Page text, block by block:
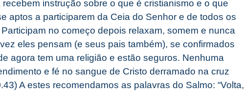
instrução sobre o que é cristianismo e o que
aptos a participarem da Ceia do Senhor e de todos os
no começo depois relaxam, somem e nunca
eles pensam (e seus pais também), se confirmados
agora tem uma religião e estão seguros. Nenhuma
e fé no sangue de Cristo derramado na cruz
A estes recomendamos as palavras do Salmo: “Volta,